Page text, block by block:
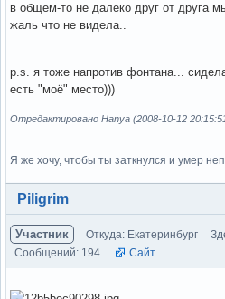
в общем-то не далеко друг от друга
жаль что не видела..
p.s. я тоже напротив фонтана...
есть "моё" место)))
Отредактировано Hanya (2008-10-12
Я же хочу, чтобы ты заткнулся и умер
Вне форума
Piligrim
Участник Откуда: Екатеринбург
Сообщений: 194
Сайт